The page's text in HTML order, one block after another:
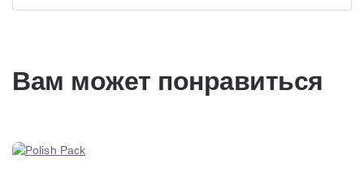
Вам может понравиться